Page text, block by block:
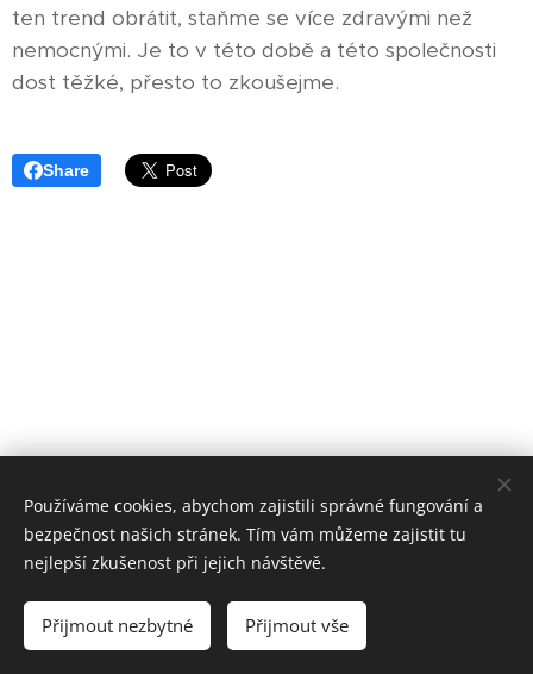
ten trend obrátit, staňme se více zdravými než
nemocnými. Je to v této době a této společnosti
dost těžké, přesto to zkoušejme.
Share
© 2023 Zdravé Benátky
Vytvořeno službou Webnode
Používáme cookies, abychom zajistili správné fungování a
bezpečnost našich stránek. Tím vám můžeme zajistit tu
nejlepší zkušenost při jejich návštěvě.
Přijmout nezbytné Přijmout vše